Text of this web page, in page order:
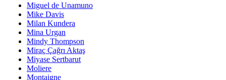
Miguel de Unamuno
Mike Davis
Milan Kundera
Mina Urgan
Mindy Thompson
Miraç Çağrı Aktaş
Miyase Sertbarut
Moliere
Montaigne